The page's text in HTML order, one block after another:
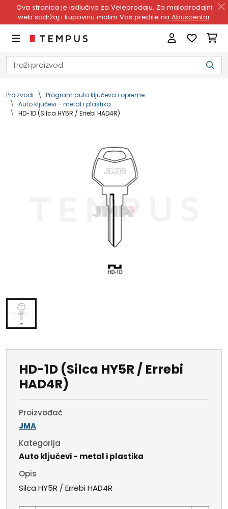
Ova stranica je isključivo za Veleprodaju. Za maloprodajni
web sadržaj i kupovinu molim Vas pređite na Abuscentar
Proizvodi
Program auto ključeva i opreme
Auto ključevi - metal i plastika
HD-1D (Silca HY5R / Errebi HAD4R)
HD-1D (Silca HY5R / Errebi
HAD4R)
Proizvođač
JMA
Kategorija
Auto ključevi - metal i plastika
Opis
Silca HY5R / Errebi HAD4R